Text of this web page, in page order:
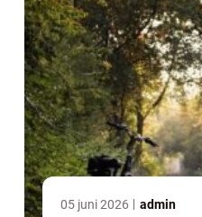
05 juni 2026 admin